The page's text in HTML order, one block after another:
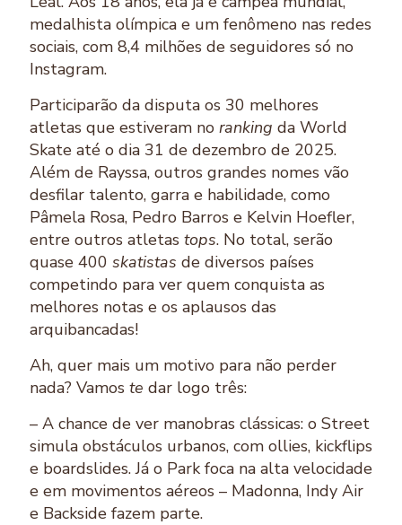
medalhista olímpica e um fenômeno nas redes
sociais, com 8,4 milhões de seguidores só no
Instagram.
Participarão da disputa os 30 melhores
atletas que estiveram no ranking da World
Skate até o dia 31 de dezembro de 2025.
Além de Rayssa, outros grandes nomes vão
desfilar talento, garra e habilidade, como
Pâmela Rosa, Pedro Barros e Kelvin Hoefler,
entre outros atletas tops. No total, serão
quase 400 skatistas de diversos países
competindo para ver quem conquista as
melhores notas e os aplausos das
arquibancadas!
Ah, quer mais um motivo para não perder
nada? Vamos te dar logo três:
– A chance de ver manobras clássicas: o Street
simula obstáculos urbanos, com ollies, kickflips
e boardslides. Já o Park foca na alta velocidade
e em movimentos aéreos – Madonna, Indy Air
e Backside fazem parte.